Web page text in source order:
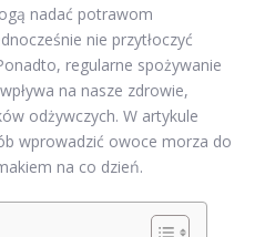
nadać potrawom
nie przytłoczyć
regularne spożywanie
na nasze zdrowie,
odżywczych. W artykule
wprowadzić owoce morza do
na co dzień.